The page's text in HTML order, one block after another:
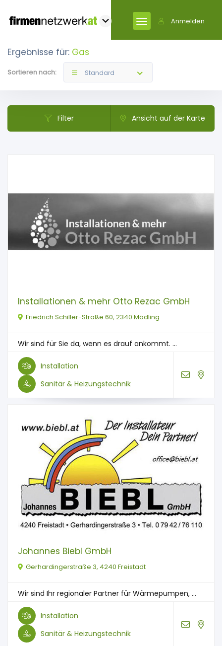
Anmelden
Ergebnisse für: Gas
Sortieren nach: Standard
Filter Ansicht auf der Karte
Installationen & mehr Otto Rezac GmbH
Friedrich Schiller-Straße 60, 2340 Mödling
Wir sind für Sie da, wenn es drauf ankommt. ...
Installation
Sanitär & Heizungstechnik
Johannes Biebl GmbH
Gerhardingerstraße 3, 4240 Freistadt
Wir sind Ihr regionaler Partner für Wärmepumpen, ...
Installation
Sanitär & Heizungstechnik